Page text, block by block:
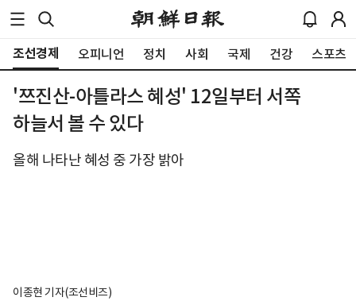
조선경제 오피니언 정치 사회 국제 건강 스포츠
'쯔진산-아틀라스 혜성' 12일부터 서쪽
하늘서 볼 수 있다
올해 나타난 혜성 중 가장 밝아
이종현 기자(조선비즈)